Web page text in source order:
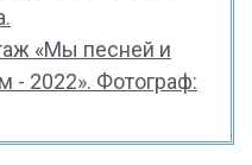
«Мы песней и
- 2022». Фотограф: